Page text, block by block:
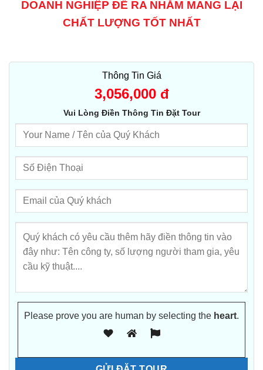
DOANH NGHIỆP ĐỀ RA NHẰM MANG LẠI
CHẤT LƯỢNG TỐT NHẤT
Thông Tin Giá
3,056,000đ
Vui Lòng Điền Thông Tin Đặt Tour
Please prove you are human by selecting the heart.